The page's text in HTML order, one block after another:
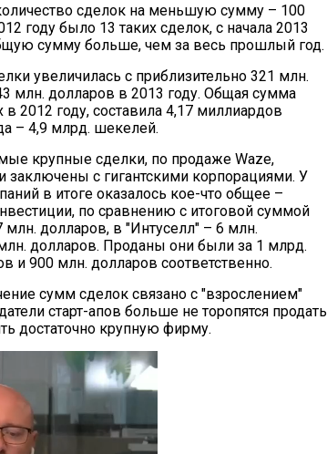
сделок на меньшую сумму – 100
году было 13 таких сделок, с начала 2013
сумму больше, чем за весь прошлый год.
увеличилась с приблизительно 321 млн.
млн. долларов в 2013 году. Общая сумма
2012 году, составила 4,17 миллиардов
– 4,9 млрд. шекелей.
крупные сделки, по продаже Waze,
заключены с гигантскими корпорациями. У
в итоге оказалось кое-что общее –
по сравнению с итоговой суммой
долларов, в "Интуселл" – 6 млн.
долларов. Проданы они были за 1 млрд.
и 900 млн. долларов соответственно.
сумм сделок связано с "взрослением"
старт-апов больше не торопятся продать
достаточно крупную фирму.